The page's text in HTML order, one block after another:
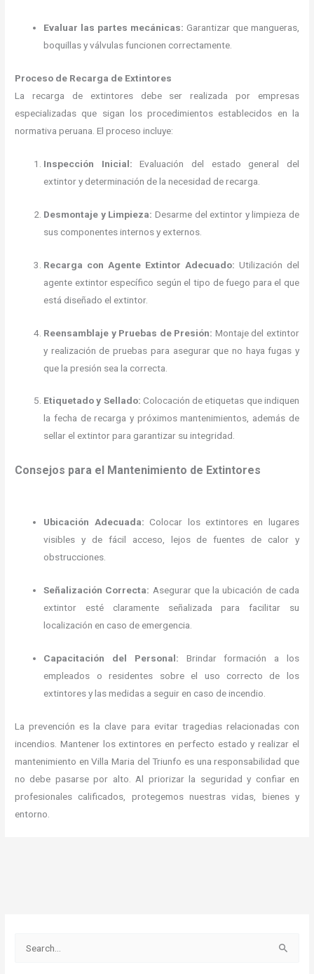
Evaluar las partes mecánicas: Garantizar que mangueras,
boquillas y válvulas funcionen correctamente.
Proceso de Recarga de Extintores
La recarga de extintores debe ser realizada por empresas
especializadas que sigan los procedimientos establecidos en la
normativa peruana. El proceso incluye:
Inspección Inicial:
Evaluación del estado general del
extintor y determinación de la necesidad de recarga.
Desmontaje y Limpieza: Desarme del extintor y limpieza de
sus componentes internos y externos.
Recarga con Agente Extintor Adecuado: Utilización del
agente extintor específico según el tipo de fuego para el que
está diseñado el extintor.
Reensamblaje y Pruebas de Presión: Montaje del extintor
y realización de pruebas para asegurar que no haya fugas y
que la presión sea la correcta.
Etiquetado y Sellado: Colocación de etiquetas que indiquen
la fecha de recarga y próximos mantenimientos, además de
sellar el extintor para garantizar su integridad.
Consejos para el Mantenimiento de Extintores
Ubicación Adecuada: Colocar los extintores en lugares
visibles y de fácil acceso, lejos de fuentes de calor y
obstrucciones.
Señalización Correcta: Asegurar que la ubicación de cada
extintor esté claramente señalizada para facilitar su
localización en caso de emergencia.
Capacitación del Personal:
Brindar formación a los
empleados o residentes sobre el uso correcto de los
extintores y las medidas a seguir en caso de incendio.
La prevención es la clave para evitar tragedias relacionadas con
incendios. Mantener los extintores en perfecto estado y realizar el
mantenimiento en Villa Maria del Triunfo es una responsabilidad que
no debe pasarse por alto.
Al priorizar la seguridad y confiar en
profesionales calificados, protegemos nuestras vidas, bienes y
entorno.